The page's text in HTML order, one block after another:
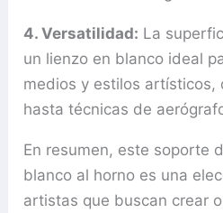
4. Versatilidad: La
un lienzo en blanco ideal
medios y estilos artísticos,
hasta técnicas de
En resumen, este soporte
blanco al horno es una
artistas que buscan crear